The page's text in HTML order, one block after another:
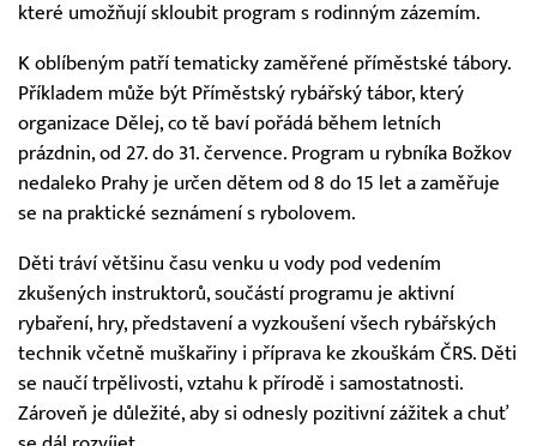
které umožňují skloubit program s rodinným zázemím.
K oblíbeným patří tematicky zaměřené příměstské tábory.
Příkladem může být Příměstský rybářský tábor, který
organizace Dělej, co tě baví pořádá během letních
prázdnin, od 27. do 31. července. Program u rybníka Božkov
nedaleko Prahy je určen dětem od 8 do 15 let a zaměřuje
se na praktické seznámení s rybolovem.
Děti tráví většinu času venku u vody pod vedením
zkušených instruktorů, součástí programu je aktivní
rybaření, hry, představení a vyzkoušení všech rybářských
technik včetně muškařiny i příprava ke zkouškám ČRS. Děti
se naučí trpělivosti, vztahu k přírodě i samostatnosti.
Zároveň je důležité, aby si odnesly pozitivní zážitek a chuť